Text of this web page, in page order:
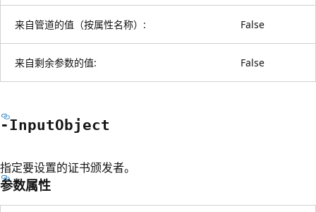
来自管道的值（按属性名称）: False
来自剩余参数的值: False
-InputObject
指定要设置的证书颁发者。
参数属性